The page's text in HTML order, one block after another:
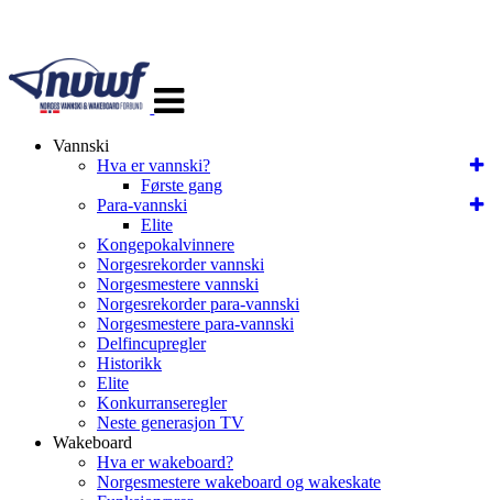
navigasjon
Vannski
Hva er vannski?
Første gang
Para-vannski
Elite
Kongepokalvinnere
Norgesrekorder vannski
Norgesmestere vannski
Norgesrekorder para-vannski
Norgesmestere para-vannski
Delfincupregler
Historikk
Elite
Konkurranseregler
Neste generasjon TV
Wakeboard
Hva er wakeboard?
Norgesmestere wakeboard og wakeskate